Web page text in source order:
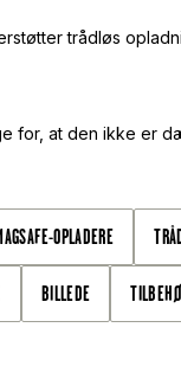
trådløs
for, at den ikke er
OPLADERE
BILLEDE